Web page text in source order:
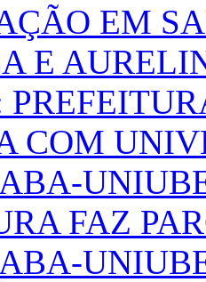
EM
E
FAZ